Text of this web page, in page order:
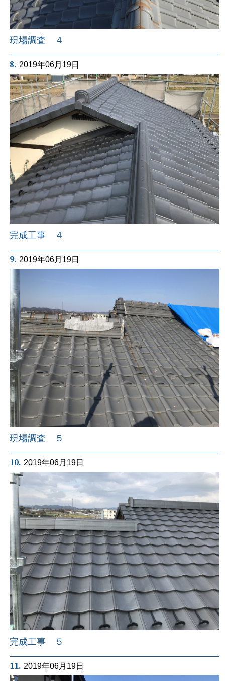
現場調査 ４
8. 2019年06月19日
完成工事 ４
9. 2019年06月19日
現場調査 ５
10. 2019年06月19日
完成工事 ５
11. 2019年06月19日